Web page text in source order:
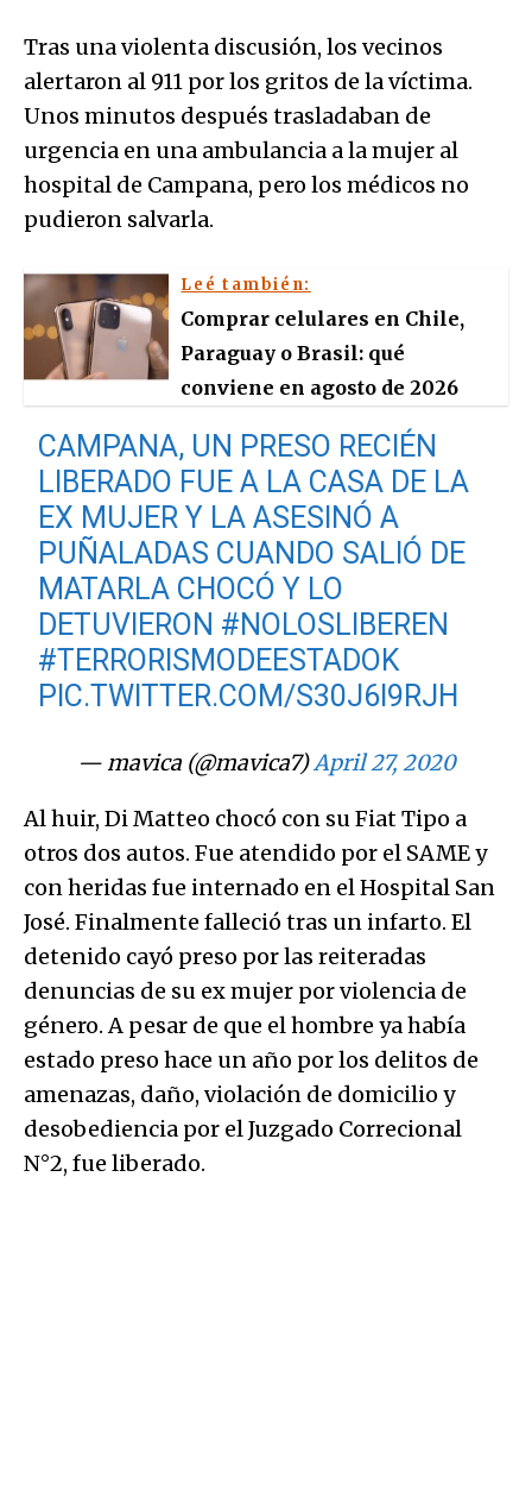
Tras una violenta discusión, los vecinos
alertaron al 911 por los gritos de la víctima.
Unos minutos después trasladaban de
urgencia en una ambulancia a la mujer al
hospital de Campana, pero los médicos no
pudieron salvarla.
Leé también:
Comprar celulares en Chile,
Paraguay o Brasil: qué
conviene en agosto de 2026
CAMPANA, UN PRESO RECIÉN
LIBERADO FUE A LA CASA DE LA
EX MUJER Y LA ASESINÓ A
PUÑALADAS CUANDO SALIÓ DE
MATARLA CHOCÓ Y LO
DETUVIERON #NOLOSLIBEREN
#TERRORISMODEESTADOK
PIC.TWITTER.COM/S30J6I9RJH
— mavica (@mavica7)April 27, 2020
Al huir, Di Matteo chocó con su Fiat Tipo a
otros dos autos. Fue atendido por el SAME y
con heridas fue internado en el Hospital San
José. Finalmente falleció tras un infarto. El
detenido cayó preso por las reiteradas
denuncias de su ex mujer por violencia de
género. A pesar de que el hombre ya había
estado preso hace un año por los delitos de
amenazas, daño, violación de domicilio y
desobediencia por el Juzgado Correcional
N°2, fue liberado.